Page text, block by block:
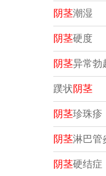
阴茎潮湿
阴茎硬度
阴茎异常勃
蹼状阴茎
阴茎珍珠疹
阴茎淋巴管
阴茎硬结症